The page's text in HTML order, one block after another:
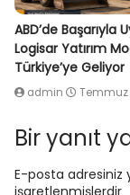
ABD’de Başarıyla
Logisar Yatırım
Türkiye’ye Geliyor
admin Temmuz
Bir yanıt
E-posta adresiniz